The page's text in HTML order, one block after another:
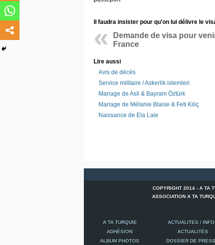
Il faudra insister pour qu'on lui délivre le
Demande de visa pour
France
Lire aussi
Avis de décès
Service militaire / Askerlik islemleri
Mariage de Asli & Bayram Öztürk
Mariage de Mélanie Blaise & Feti Kiliç
Naissance de Ela Lale
COPYRIGHT 2014 - A TA
ASSOCIATION A TA
A TA TURQUIE ACTUALITES /
ADHÉSION
ACTUALITÉS
ALBUM PHOTOS
DOSSIER DE